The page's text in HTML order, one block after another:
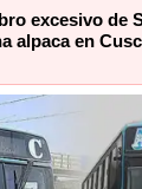
excesivo de
alpaca en